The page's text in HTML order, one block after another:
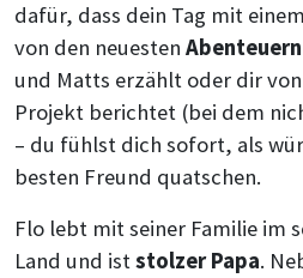
dafür, dass dein Tag mit einem
von den neuesten Abenteuern
und Matts erzählt oder dir
Projekt berichtet (bei dem
– du fühlst dich sofort, als
besten Freund quatschen.
Flo lebt mit seiner Familie im
Land und iststolzer Papa.